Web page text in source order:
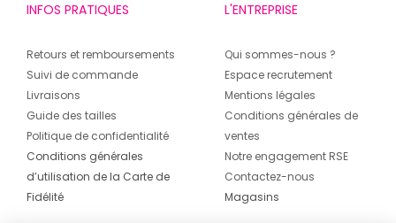
INFOS PRATIQUES
Retours et remboursements
Suivi de commande
Livraisons
Guide des tailles
Politique de confidentialité
Conditions générales
d’utilisation de la Carte de
Fidélité
L'ENTREPRISE
Qui sommes-nous ?
Espace recrutement
Mentions légales
Conditions générales de
ventes
Notre engagement RSE
Contactez-nous
Magasins